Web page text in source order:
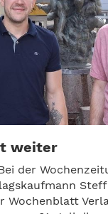
weiter
der
Wochenblatt